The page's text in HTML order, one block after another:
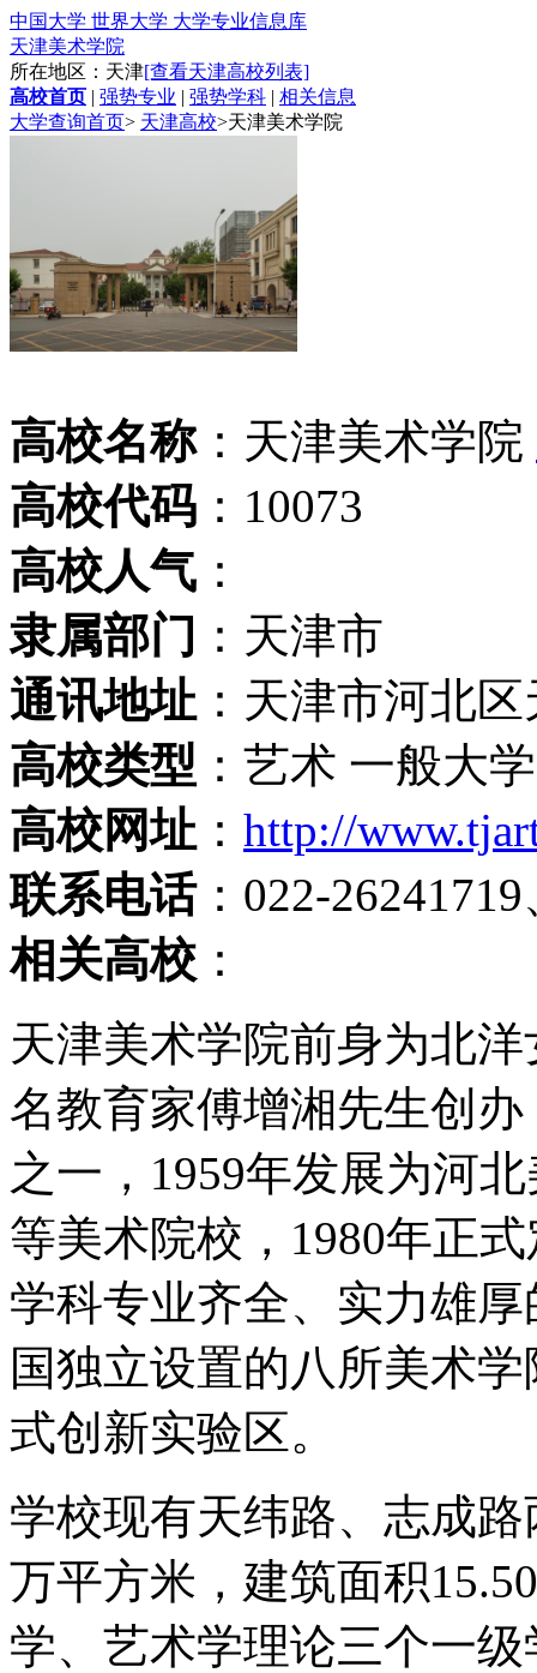
中国大学 世界大学 大学专业信息库
天津美术学院
所在地区：天津[查看天津高校列表]
高校首页 | 强势专业 | 强势学科 | 相关信息
大学查询首页> 天津高校>天津美术学院
高校名称：天津美术学院
高校代码 ：10073
高校人气 ：
隶属部门 ：天津市
通讯地址 ：天津市河北
高校类型 ：艺术 一般大
高校网址 ： http://
联系电话：022-
相关高校 ：
天津美术学院前身为北
名教育家傅增湘先生创
之一，1959年发展为河
等美术院校，1980年正
学科专业齐全、实力雄
国独立设置的八所美术
式创新实验区。
学校现有天纬路、志成
万平方米，建筑面积
学、艺术学理论三个一